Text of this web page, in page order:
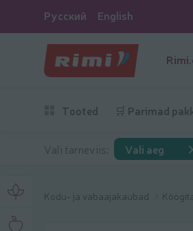
Русский English
Tooted 🛒 Parimad
Vali tarneviis: Vali aeg
Kodu- ja vabaajakaubad